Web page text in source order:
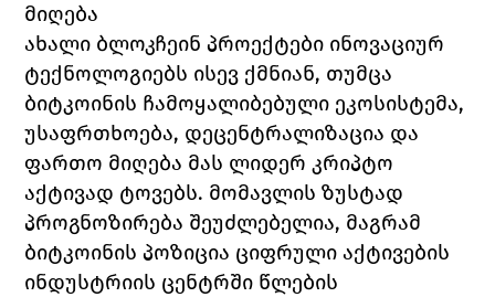
მიღება
ახალი ბლოკჩეინ პროექტები ინოვაციურ
ტექნოლოგიებს ისევ ქმნიან, თუმცა
ბიტკოინის ჩამოყალიბებული ეკოსისტემა,
უსაფრთხოება, დეცენტრალიზაცია და
ფართო მიღება მას ლიდერ კრიპტო
აქტივად ტოვებს. მომავლის ზუსტად
პროგნოზირება შეუძლებელია, მაგრამ
ბიტკოინის პოზიცია ციფრული აქტივების
ინდუსტრიის ცენტრში წლების